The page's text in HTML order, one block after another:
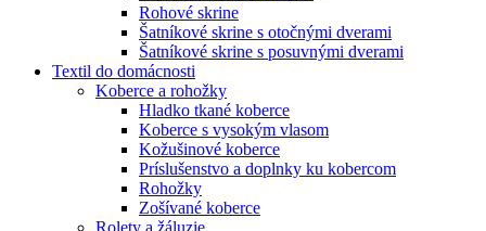
Rohové skrine
Šatníkové skrine s otočnými dverami
Šatníkové skrine s posuvnými dverami
Textil do domácnosti
Koberce a rohožky
Hladko tkané koberce
Koberce s vysokým vlasom
Kožušinové koberce
Príslušenstvo a doplnky ku kobercom
Rohožky
Zošívané koberce
Rolety a žáluzie